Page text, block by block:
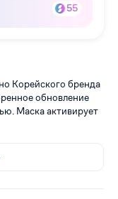
55
Корейского бренда
обновление
Маска активирует